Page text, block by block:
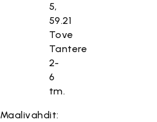
5,
59.21
Tove
Tantere
2-
6
tm.
Maalivahdit: